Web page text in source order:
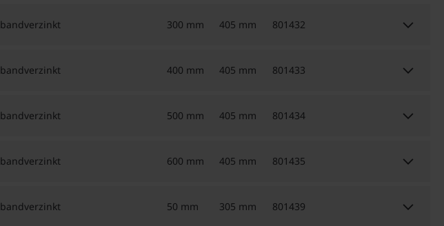
bandverzinkt 300 mm 405 mm 801432 keyboard_arrow_down
bandverzinkt 400 mm 405 mm 801433 keyboard_arrow_down
bandverzinkt 500 mm 405 mm 801434 keyboard_arrow_down
bandverzinkt 600 mm 405 mm 801435 keyboard_arrow_down
bandverzinkt 50 mm 305 mm 801439 keyboard_arrow_down